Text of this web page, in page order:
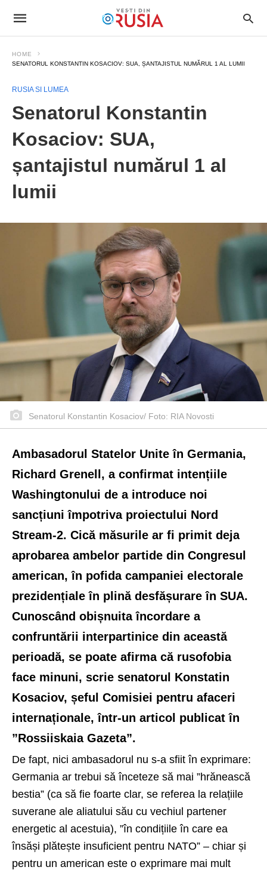
HOME
SENATORUL KONSTANTIN KOSACIOV: SUA, ȘANTAJISTUL NUMĂRUL 1 AL LUMII
RUSIA SI LUMEA
Senatorul Konstantin
Kosaciov: SUA,
șantajistul numărul 1 al
lumii
Senatorul Konstantin Kosaciov/ Foto: RIA Novosti
Ambasadorul Statelor Unite în Germania,
Richard Grenell, a confirmat intențiile
Washingtonului de a introduce noi
sancțiuni împotriva proiectului Nord
Stream-2. Cică măsurile ar fi primit deja
aprobarea ambelor partide din Congresul
american, în pofida campaniei electorale
prezidențiale în plină desfășurare în SUA.
Cunoscând obișnuita încordare a
confruntării interpartinice din această
perioadă, se poate afirma că rusofobia
face minuni, scrie senatorul Konstatin
Kosaciov, șeful Comisiei pentru afaceri
internaționale, într-un articol publicat în
”Rossiiskaia Gazeta”.
De fapt, nici ambasadorul nu s-a sfiit în exprimare:
Germania ar trebui să înceteze să mai ”hrănească
bestia” (ca să fie foarte clar, se referea la relațiile
suverane ale aliatului său cu vechiul partener
energetic al acestuia), ”în condițiile în care ea
însăși plătește insuficient pentru NATO” – chiar și
pentru un american este o exprimare mai mult